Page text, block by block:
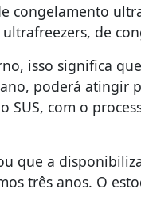
congelamento
de
isso significa
poderá atingir
SUS, com o
que a
três anos. O